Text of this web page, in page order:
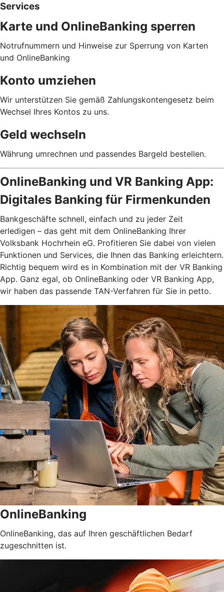
Services
Karte und OnlineBanking sperren
Notrufnummern und Hinweise zur Sperrung von Karten
und OnlineBanking
Konto umziehen
Wir unterstützen Sie gemäß Zahlungskontengesetz beim
Wechsel Ihres Kontos zu uns.
Geld wechseln
Währung umrechnen und passendes Bargeld bestellen.
OnlineBanking und VR Banking App:
Digitales Banking für Firmenkunden
Bankgeschäfte schnell, einfach und zu jeder Zeit
erledigen – das geht mit dem OnlineBanking Ihrer
Volksbank Hochrhein eG. Profitieren Sie dabei von vielen
Funktionen und Services, die Ihnen das Banking erleichtern.
Richtig bequem wird es in Kombination mit der VR Banking
App. Ganz egal, ob OnlineBanking oder VR Banking App,
wir haben das passende TAN-Verfahren für Sie in petto.
OnlineBanking
OnlineBanking, das auf Ihren geschäftlichen Bedarf
zugeschnitten ist.